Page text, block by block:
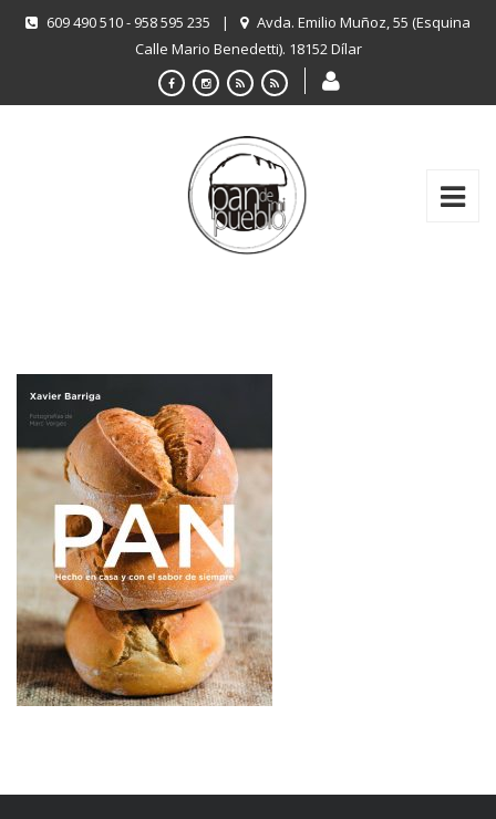
609 490 510 - 958 595 235 |
Avda. Emilio Muñoz, 55 (Esquina
Calle Mario Benedetti). 18152 Dílar